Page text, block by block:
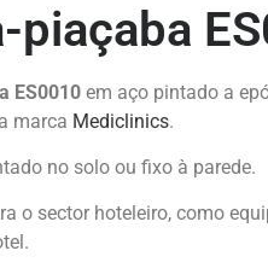
piaçaba
ES0010 em aço pintado a
marca Mediclinics.
no solo ou fixo à parede.
o sector hoteleiro, como